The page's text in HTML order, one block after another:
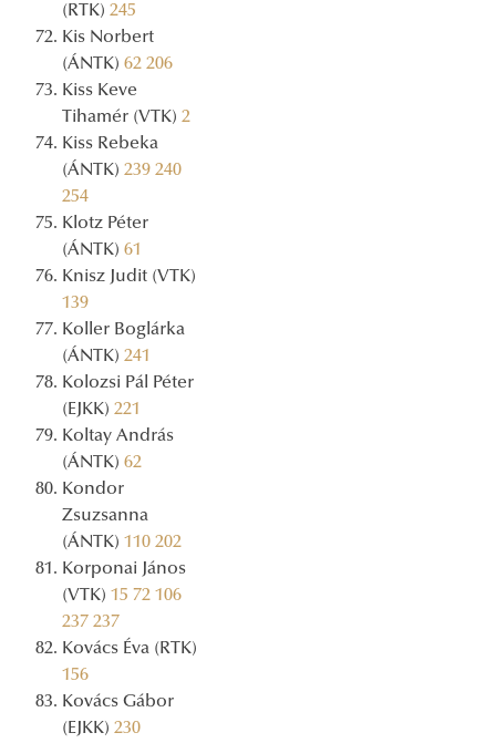
(RTK) 245
Kis Norbert
(ÁNTK) 62 206
Kiss Keve
Tihamér (VTK) 2
Kiss Rebeka
(ÁNTK) 239 240
254
Klotz Péter
(ÁNTK) 61
Knisz Judit (VTK)
139
Koller Boglárka
(ÁNTK) 241
Kolozsi Pál Péter
(EJKK) 221
Koltay András
(ÁNTK) 62
Kondor
Zsuzsanna
(ÁNTK) 110 202
Korponai János
(VTK) 15 72 106
237 237
Kovács Éva (RTK)
156
Kovács Gábor
(EJKK) 230